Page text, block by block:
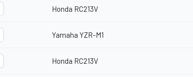
Honda RC213V
Yamaha YZR-M1
Honda RC213V